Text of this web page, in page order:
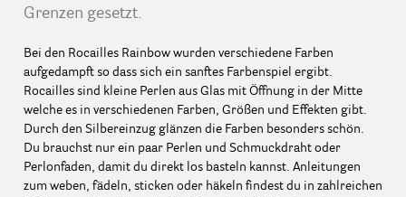
Grenzen gesetzt.
Bei den Rocailles Rainbow wurden verschiedene Farben
aufgedampft so dass sich ein sanftes Farbenspiel ergibt.
Rocailles sind kleine Perlen aus Glas mit Öffnung in der Mitte
welche es in verschiedenen Farben, Größen und Effekten gibt.
Durch den Silbereinzug glänzen die Farben besonders schön.
Du brauchst nur ein paar Perlen und Schmuckdraht oder
Perlonfaden, damit du direkt los basteln kannst. Anleitungen
zum weben, fädeln, sticken oder häkeln findest du in zahlreichen